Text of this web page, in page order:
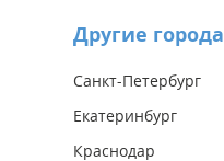
Другие города
Санкт-Петербург
Екатеринбург
Краснодар